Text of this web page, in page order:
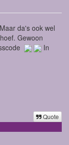
da's ook wel
Gewoon
In
Quote